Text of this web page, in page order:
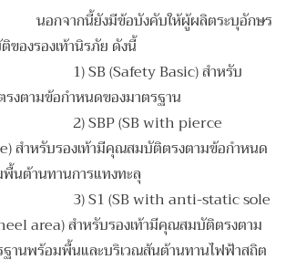
นอกจากนี้ยังมีข้อบังคับให้ผู้ผลิตระบุอักษร
องรองเท้านิรภัย ดังนี้
1) SB (Safety Basic) สำหรับ
งตามข้อกำหนดของมาตรฐาน
2) SBP (SB with pierce
สำหรับรองเท้ามีคุณสมบัติตรงตามข้อกำหนด
นต้านทานการแทงทะลุ
3) S1 (SB with anti-static sole
area) สำหรับรองเท้ามีคุณสมบัติตรงตาม
านพร้อมพื้นและบริเวณส้นต้านทานไฟฟ้าสถิต